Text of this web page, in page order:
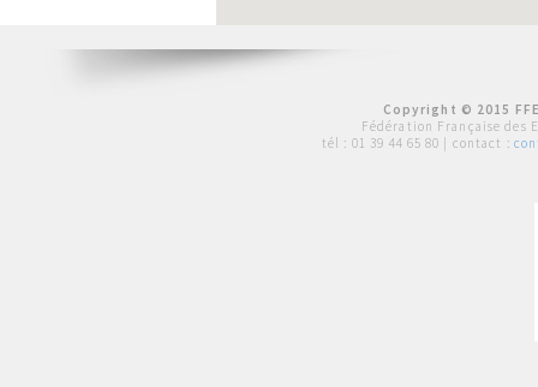
Copyright © 2015
Fédération Française des
tél : 01 39 44 65 80 | contact :